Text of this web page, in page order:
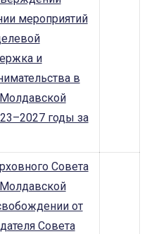
мероприятий
и
в
годы за
Совета
от
Совета